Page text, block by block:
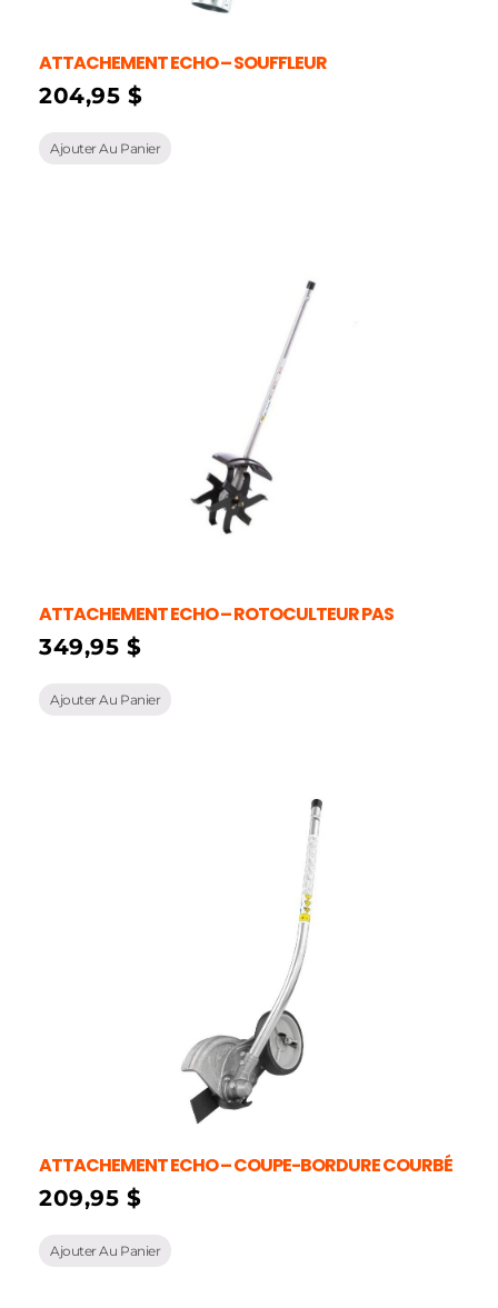
ATTACHEMENT ECHO – SOUFFLEUR
204,95$
Ajouter Au Panier
ATTACHEMENT ECHO – ROTOCULTEUR PAS
349,95$
Ajouter Au Panier
ATTACHEMENT ECHO – COUPE-BORDURE COURBÉ
209,95$
Ajouter Au Panier